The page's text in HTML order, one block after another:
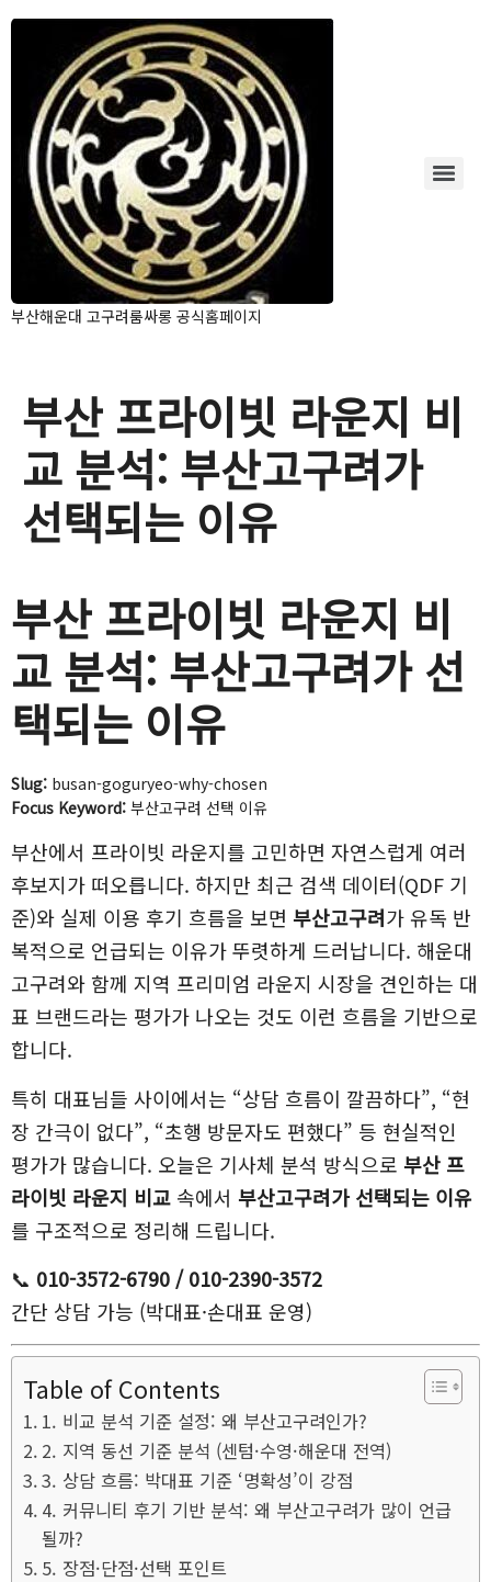
부산해운대 고구려룸싸롱 공식홈페이지
부산 프라이빗 라운지 비
교 분석: 부산고구려가
선택되는 이유
부산 프라이빗 라운지 비
교 분석: 부산고구려가 선
택되는 이유
Slug: busan-goguryeo-why-chosen
Focus Keyword: 부산고구려 선택 이유
부산에서 프라이빗 라운지를 고민하면 자연스럽게 여러
후보지가 떠오릅니다. 하지만 최근 검색 데이터(QDF 기
준)와 실제 이용 후기 흐름을 보면 부산고구려가 유독 반
복적으로 언급되는 이유가 뚜렷하게 드러납니다. 해운대
고구려와 함께 지역 프리미엄 라운지 시장을 견인하는 대
표 브랜드라는 평가가 나오는 것도 이런 흐름을 기반으로
합니다.
특히 대표님들 사이에서는 “상담 흐름이 깔끔하다”, “현
장 간극이 없다”, “초행 방문자도 편했다” 등 현실적인
평가가 많습니다. 오늘은 기사체 분석 방식으로 부산 프
라이빗 라운지 비교 속에서 부산고구려가 선택되는 이유
를 구조적으로 정리해 드립니다.
📞 010-3572-6790 / 010-2390-3572
간단 상담 가능 (박대표·손대표 운영)
Table of Contents
1. 비교 분석 기준 설정: 왜 부산고구려인가?
2. 지역 동선 기준 분석 (센텀·수영·해운대 전역)
3. 상담 흐름: 박대표 기준 ‘명확성’이 강점
4. 커뮤니티 후기 기반 분석: 왜 부산고구려가 많이 언급
될까?
5. 장점·단점·선택 포인트